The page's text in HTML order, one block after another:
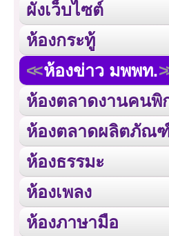
ผังเว็บไซต์
ห้องกระทู้
ห้องข่าว มพพท.
ห้องตลาดงานคนพิ
ห้องตลาดผลิตภัณ
ห้องธรรมะ
ห้องเพลง
ห้องภาษามือ